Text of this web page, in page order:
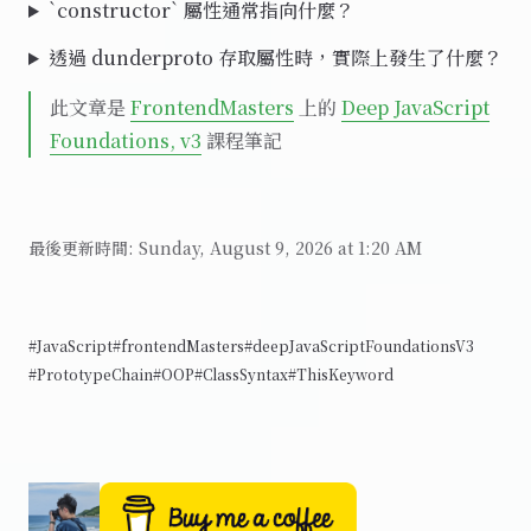
`constructor` 屬性通常指向什麼？
透過 dunderproto 存取屬性時，實際上發生了什麼？
此文章是 FrontendMasters 上的 Deep JavaScript
Foundations, v3 課程筆記
最後更新時間: Sunday, August 9, 2026 at 1:20 AM
#JavaScript#frontendMasters#deepJavaScriptFoundationsV3
#PrototypeChain#OOP#ClassSyntax#ThisKeyword